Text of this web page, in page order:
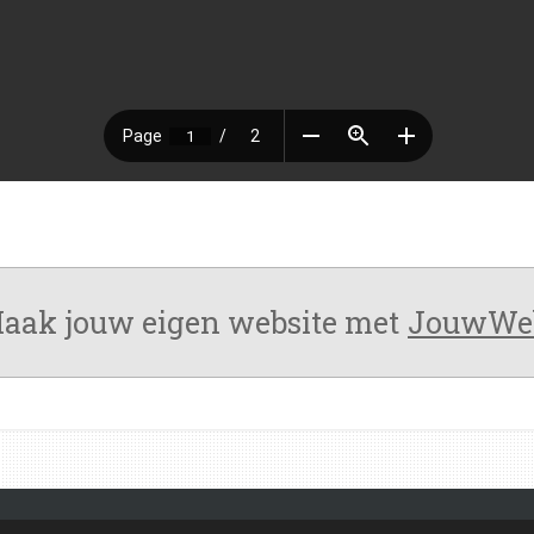
jouw eigen website met